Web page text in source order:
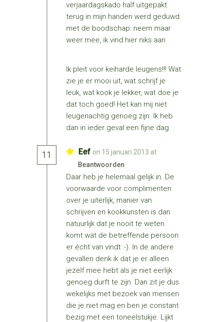
verjaardagskado half uitgepakt
terug in mijn handen werd geduwd
met de boodschap: neem maar
weer mee, ik vind hier niks aan.
Ik pleit voor keiharde leugens!!! Wat
zie je er mooi uit, wat schrijf je
leuk, wat kook je lekker, wat doe je
dat toch goed! Het kan mij niet
leugenachtig genoeg zijn. Ik heb
dan in ieder geval een fijne dag.
11 Eef on 15 januari 2013 at
Beantwoorden
Daar heb je helemaal gelijk in. De
voorwaarde voor complimenten
over je uiterlijk, manier van
schrijven en kookkunsten is dan
natuurlijk dat je nooit te weten
komt wat de betreffende persoon
er écht van vindt :-). In de andere
gevallen denk ik dat je er alleen
jezelf mee hebt als je niet eerlijk
genoeg durft te zijn. Dan zit je dus
wekelijks met bezoek van mensen
die je niet mag en ben je constant
bezig met een toneelstukje. Lijkt